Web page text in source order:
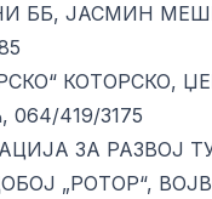
ББ, ЈАСМИН
КОТОРСКО,
419/3175
ЗА РАЗВОЈ
„РОТОР“,